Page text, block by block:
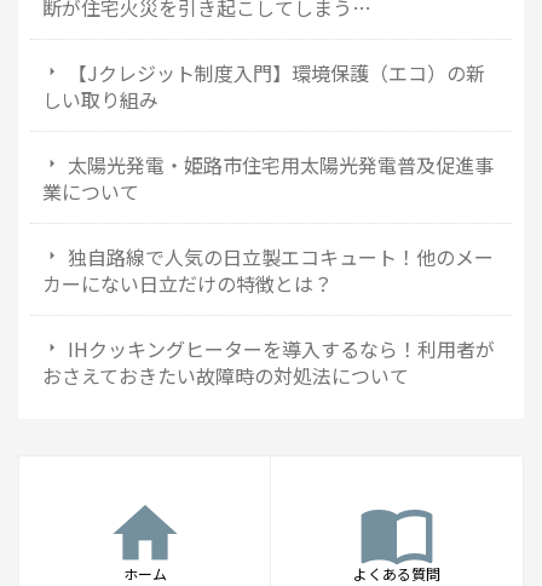
断が住宅火災を引き起こしてしまう…
【Jクレジット制度入門】環境保護（エコ）の新
しい取り組み
太陽光発電・姫路市住宅用太陽光発電普及促進事
業について
独自路線で人気の日立製エコキュート！他のメー
カーにない日立だけの特徴とは？
IHクッキングヒーターを導入するなら！利用者が
おさえておきたい故障時の対処法について
home
ホーム
import_contacts
よくある質問